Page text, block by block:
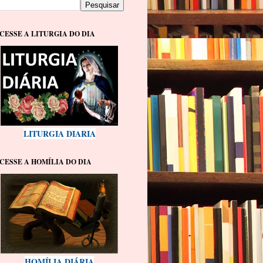
A LITURGIA DO DIA
LITURGIA DIARIA
A HOMÍLIA DO DIA